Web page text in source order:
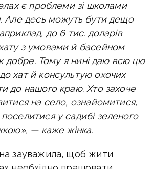
є проблеми зі школами
Але десь можуть бути дещо
до 6 тис. доларів
з умовами й басейном
добре. Тому я нині даю всю цю
хат й консультую охочих
до нашого краю. Хто захоче
на село, ознайомитися,
у садибі зеленого
— каже жінка.
зауважила, щоб жити